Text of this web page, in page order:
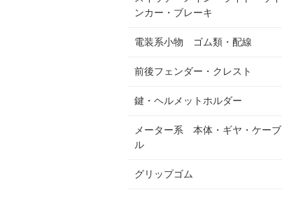
ンカー・ブレーキ
電装系小物 ゴム類・配線
前後フェンダー・クレスト
鍵・ヘルメットホルダー
メーター系 本体・ギヤ・ケーブ
ル
グリップゴム